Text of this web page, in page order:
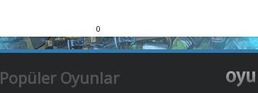
0
Popüler Oyunlar